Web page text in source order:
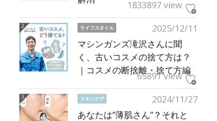
1833897 view
2025/12/11
ライフスタイル
マシンガンズ滝沢さんに聞
く、古いコスメの捨て方は？
｜コスメの断捨離・捨て方編
65891 view
2024/11/27
スキンケア
あなたは“薄肌さん”？それと